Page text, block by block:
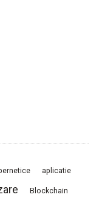
aplicatie
Blockchain